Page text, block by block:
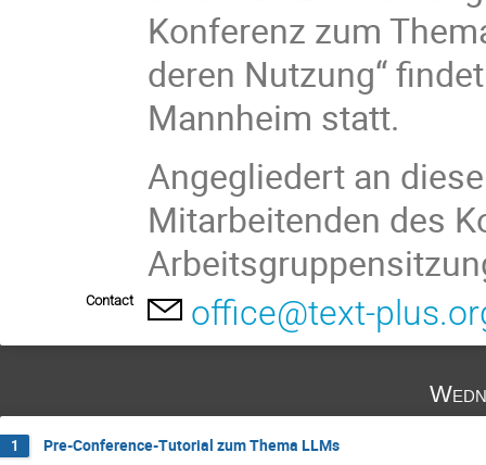
Konferenz zum
deren Nutzung“
Mannheim statt.
Angegliedert an
Mitarbeitenden des
Contact office@text-
1 Pre-Conference-Tutorial zum Thema LLMs